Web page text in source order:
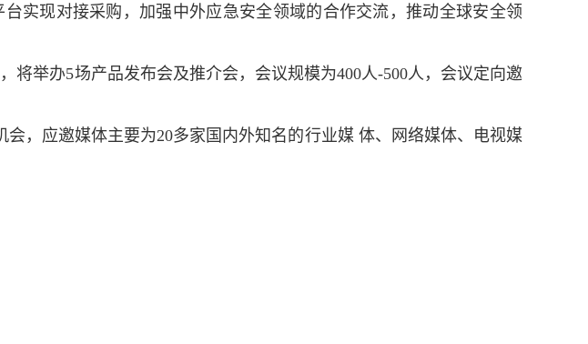
实现对接采购，加强中外应急安全领域的合作交流，推动全球安全领
将举办5场产品发布会及推介会，会议规模为400人-500人，会议定向邀
，应邀媒体主要为20多家国内外知名的行业媒 体、网络媒体、电视媒